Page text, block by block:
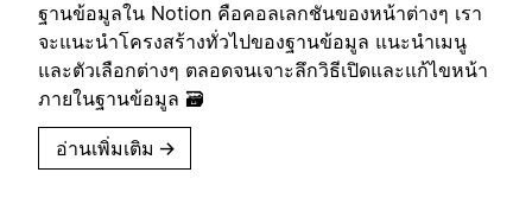
ฐานข้อมูลใน Notion คือคอลเลกชันของหน้าต่างๆ เรา
จะแนะนำโครงสร้างทั่วไปของฐานข้อมูล แนะนำเมนู
และตัวเลือกต่างๆ ตลอดจนเจาะลึกวิธีเปิดและแก้ไขหน้า
ภายในฐานข้อมูล 🗃
อ่านเพิ่มเติม →